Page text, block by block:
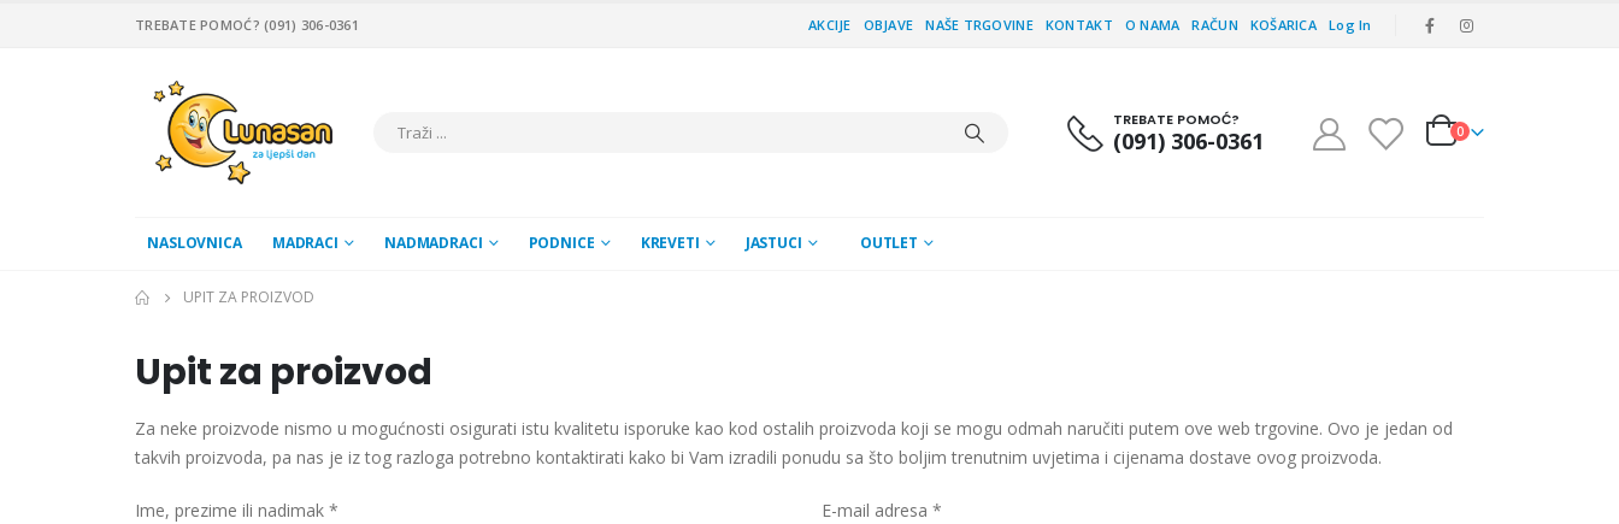
TREBATE POMOĆ? (091) 306-0361 AKCIJE OBJAVE NAŠE TRGOVINE KONTAKT O NAMA RAČUN KOŠARICA Log In
TREBATE POMOĆ?
(091) 306-0361 0
NASLOVNICA MADRACI NADMADRACI PODNICE KREVETI JASTUCI OUTLET
UPIT ZA PROIZVOD
Upit za proizvod
Za neke proizvode nismo u mogućnosti osigurati istu kvalitetu isporuke kao kod ostalih proizvoda koji se mogu odmah naručiti putem ove web trgovine. Ovo je jedan od
takvih proizvoda, pa nas je iz tog razloga potrebno kontaktirati kako bi Vam izradili ponudu sa što boljim trenutnim uvjetima i cijenama dostave ovog proizvoda.
Ime, prezime ili nadimak * E-mail adresa *